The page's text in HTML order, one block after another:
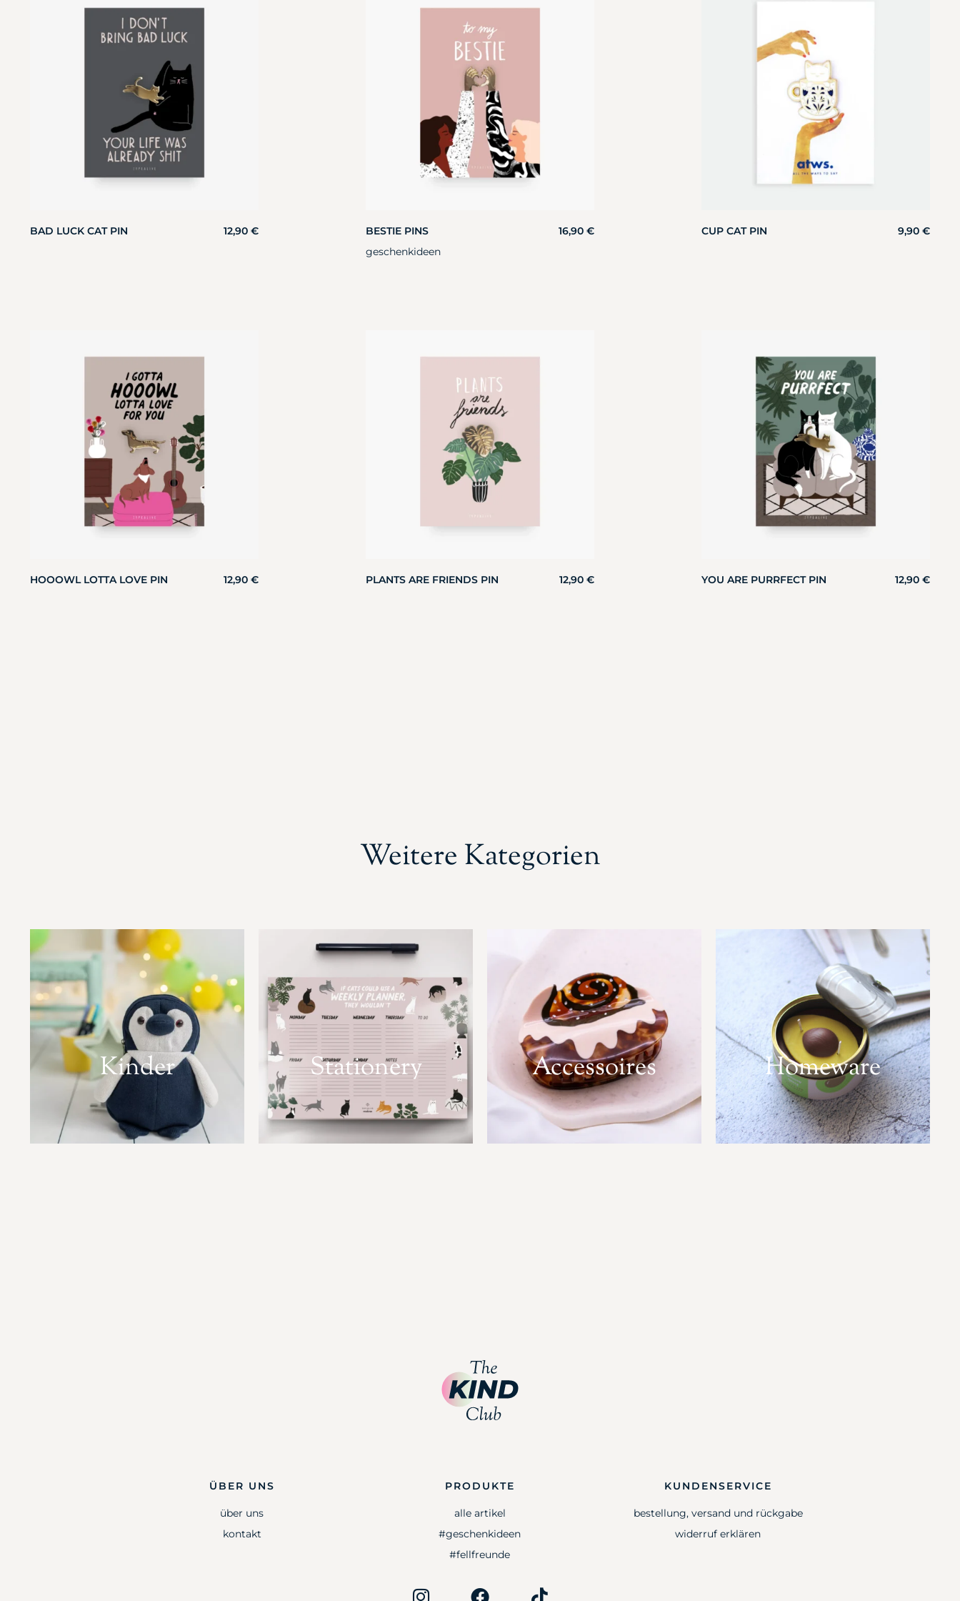
BAD LUCK CAT PIN 12,90 € BESTIE PINS 16,90 €
geschenkideen
CUP CAT PIN 9,90 €
HOOOWL LOTTA LOVE PIN 12,90 € PLANTS ARE FRIENDS PIN 12,90 € YOU ARE PURRFECT PIN 12,90 €
Weitere Kategorien
Kinder Stationery Accessoires Homeware
ÜBER UNS
über uns
kontakt
PRODUKTE
alle artikel
#geschenkideen
#fellfreunde
KUNDENSERVICE
bestellung, versand und rückgabe
widerruf erklären